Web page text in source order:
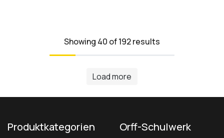
Showing 40 of 192 results
Load more
Produktkategorien Orff-Schulwerk